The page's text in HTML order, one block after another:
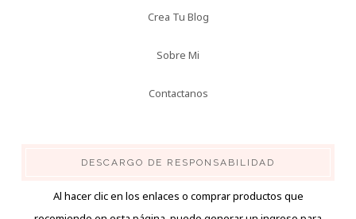
Crea Tu Blog
Sobre Mi
Contactanos
DESCARGO DE RESPONSABILIDAD
Al hacer clic en los enlaces o comprar productos que